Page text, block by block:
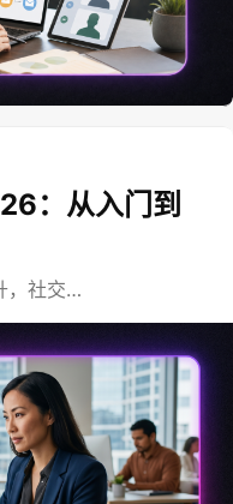
：从入门到
，社交…